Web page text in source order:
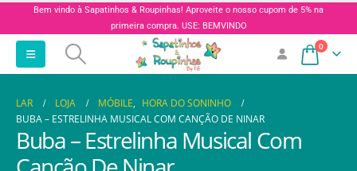
Bem vindo à Sapatinhos & Roupinhas! Aproveite o nosso cupom de 5% na
primeira compra. USE: BEMVINDO
0
LAR LOJA MÓBILE, HORA DO SONINHO
BUBA – ESTRELINHA MUSICAL COM CANÇÃO DE NINAR
Buba – Estrelinha Musical Com